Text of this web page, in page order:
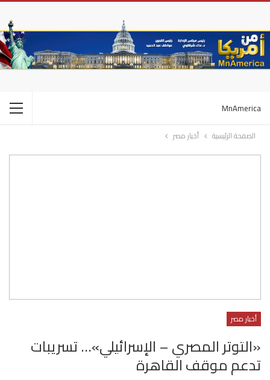
MnAmerica
الصفحة الرئيسية أخبار مصر
أخبار مصر
«التوتر المصري – الإسرائيلي»… تسريبات
تدعم موقف القاهرة